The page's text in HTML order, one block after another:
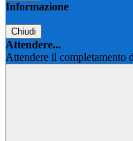
Informazione
Chiudi
Attendere...
Attendere il completamento